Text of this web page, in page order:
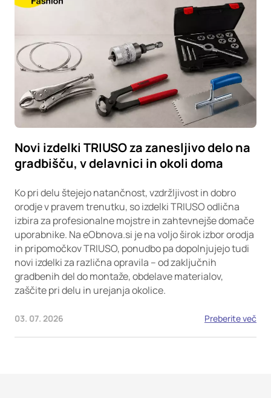
Novi izdelki TRIUSO za zanesljivo delo na
gradbišču, v delavnici in okoli doma
Ko pri delu štejejo natančnost, vzdržljivost in dobro
orodje v pravem trenutku, so izdelki TRIUSO odlična
izbira za profesionalne mojstre in zahtevnejše domače
uporabnike. Na eObnova.si je na voljo širok izbor orodja
in pripomočkov TRIUSO, ponudbo pa dopolnjujejo tudi
novi izdelki za različna opravila – od zaključnih
gradbenih del do montaže, obdelave materialov,
zaščite pri delu in urejanja okolice.
03. 07. 2026 Preberite več